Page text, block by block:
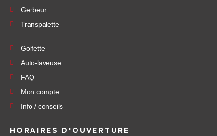
Gerbeur
Transpalette
Golfette
Auto-laveuse
FAQ
Mon compte
Info / conseils
HORAIRES D'OUVERTURE